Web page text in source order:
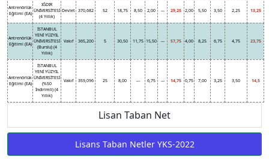
Antrenörlük
Eğitimi (EA)
IĞDIR
ÜNİVERSİTESİ
(4 Yıllık)
Devlet 370,682 52 18,75 8,50 2,00 --- 29,25 2,00 5,50 3,50 2,25 13,25
Antrenörlük
Eğitimi (EA)
İSTANBUL
YENİ YÜZYIL
ÜNİVERSİTESİ
(Burslu) (4
Yıllık)
Vakıf 365,200 5 30,50 11,75 15,50 --- 57,75 4,00 8,25 6,75 4,75 23,75
Antrenörlük
Eğitimi (EA)
İSTANBUL
YENİ YÜZYIL
ÜNİVERSİTESİ
(%50
İndirimli) (4
Yıllık)
Vakıf 359,096 25 8,00 --- 6,75 --- 14,75 0,75 7,00 3,25 3,50 14,5
Lisan Taban Net
Lisans Taban Netler YKS-2022